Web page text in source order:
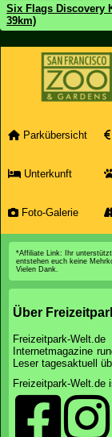
Six Flags Discovery
39km)
Parkübersicht
Unterkunft
Foto-Galerie
*Affiliate Link: Ihr
entstehen euch keine
Vielen Dank.
Über
Freizeitpark-
Internetmagazine
Leser tagesaktuell
Freizeitpark-Welt.de